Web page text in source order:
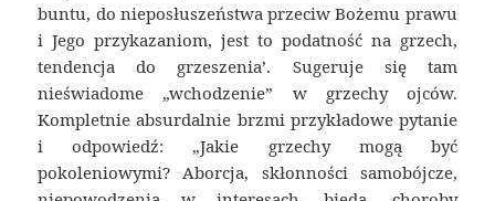
buntu, do nieposłuszeństwa przeciw Bożemu prawu
i Jego przykazaniom, jest to podatność na grzech,
tendencja do grzeszenia’. Sugeruje się tam
nieświadome „wchodzenie” w grzechy ojców.
Kompletnie absurdalnie brzmi przykładowe pytanie
i odpowiedź: „Jakie grzechy mogą być
pokoleniowymi? Aborcja, skłonności samobójcze,